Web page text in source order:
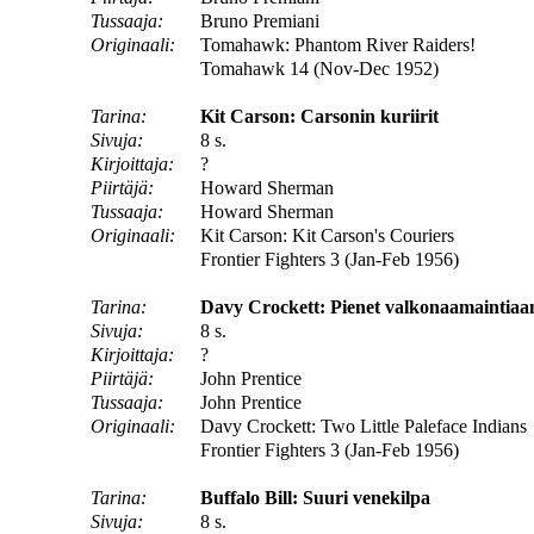
Tussaaja:
Bruno Premiani
Originaali:
Tomahawk: Phantom River Raiders!
Tomahawk 14 (Nov-Dec 1952)
Tarina:
Kit Carson: Carsonin kuriirit
Sivuja:
8 s.
Kirjoittaja:
?
Piirtäjä:
Howard Sherman
Tussaaja:
Howard Sherman
Originaali:
Kit Carson: Kit Carson's Couriers
Frontier Fighters 3 (Jan-Feb 1956)
Tarina:
Davy Crockett: Pienet
Sivuja:
8 s.
Kirjoittaja:
?
Piirtäjä:
John Prentice
Tussaaja:
John Prentice
Originaali:
Davy Crockett: Two Little Paleface Indians
Frontier Fighters 3 (Jan-Feb 1956)
Tarina:
Buffalo Bill: Suuri venekilpa
Sivuja:
8 s.